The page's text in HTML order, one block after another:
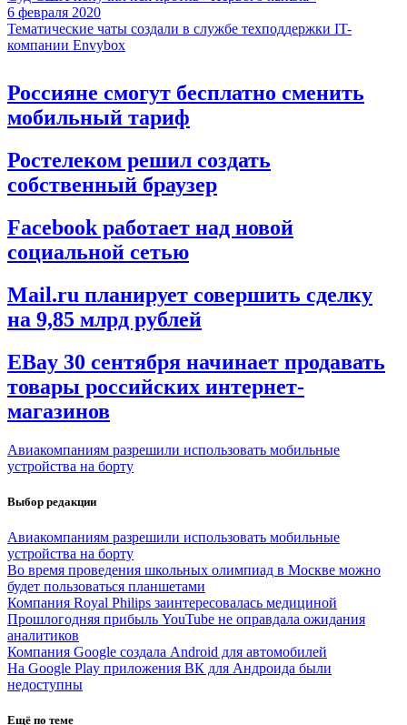
6 февраля 2020
Тематические чаты создали в службе техподдержки IT-
компании Envybox
Россияне смогут бесплатно сменить
мобильный тариф
Ростелеком решил создать
собственный браузер
Facebook работает над новой
социальной сетью
Mail.ru планирует совершить сделку
на 9,85 млрд рублей
EBay 30 сентября начинает продавать
товары российских интернет-
магазинов
Авиакомпаниям разрешили использовать мобильные
устройства на борту
Выбор редакции
Авиакомпаниям разрешили использовать мобильные
устройства на борту
Во время проведения школьных олимпиад в Москве можно
будет пользоваться планшетами
Компания Royal Philips заинтересовалась медициной
Прошлогодняя прибыль YouTube не оправдала ожидания
аналитиков
Компания Google создала Android для автомобилей
На Google Play приложения ВК для Андроида были
недоступны
Ещё по теме